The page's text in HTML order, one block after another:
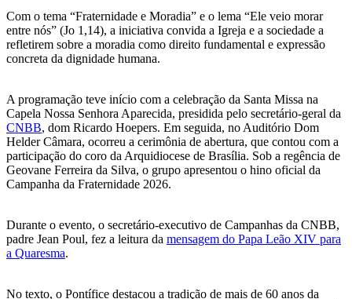
Com o tema “Fraternidade e Moradia” e o lema “Ele veio morar
entre nós” (Jo 1,14), a iniciativa convida a Igreja e a sociedade a
refletirem sobre a moradia como direito fundamental e expressão
concreta da dignidade humana.
A programação teve início com a celebração da Santa Missa na
Capela Nossa Senhora Aparecida, presidida pelo secretário-geral da
CNBB, dom Ricardo Hoepers. Em seguida, no Auditório Dom
Helder Câmara, ocorreu a cerimônia de abertura, que contou com a
participação do coro da Arquidiocese de Brasília. Sob a regência de
Geovane Ferreira da Silva, o grupo apresentou o hino oficial da
Campanha da Fraternidade 2026.
Durante o evento, o secretário-executivo de Campanhas da CNBB,
padre Jean Poul, fez a leitura da mensagem do Papa Leão XIV para
a Quaresma.
No texto, o Pontífice destacou a tradição de mais de 60 anos da